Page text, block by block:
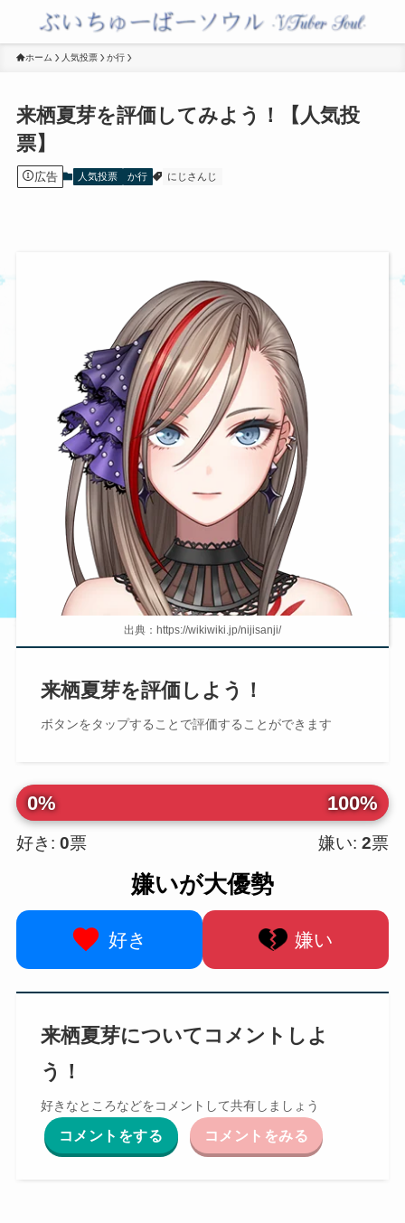
ホーム 人気投票 か行
来栖夏芽を評価してみよう！【人気投
票】
広告 人気投票 か行 にじさんじ
出典：https://wikiwiki.jp/nijisanji/
来栖夏芽を評価しよう！
ボタンをタップすることで評価することができます
0% 100%
好き: 0票 嫌い:2票
嫌いが大優勢
好き 嫌い
来栖夏芽についてコメントしよ
う！
好きなところなどをコメントして共有しましょう
コメントをする コメントをみる